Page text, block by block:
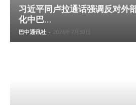
习近平同卢拉通话强调反对外
化中巴...
巴中通讯社 - 2026年7月30日